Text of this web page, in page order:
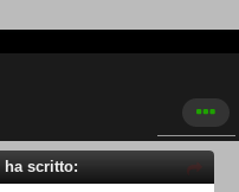
ha scritto: